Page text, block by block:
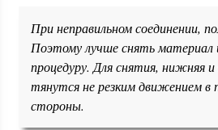
При неправильном соединении,
Поэтому лучше снять материал
процедуру. Для снятия, нижняя
тянутся не резким движением
стороны.